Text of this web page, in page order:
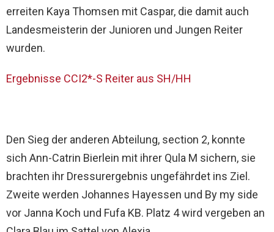
erreiten Kaya Thomsen mit Caspar, die damit auch
Landesmeisterin der Junioren und Jungen Reiter
wurden.
Ergebnisse CCI2*-S Reiter aus SH/HH
Den Sieg der anderen Abteilung, section 2, konnte
sich Ann-Catrin Bierlein mit ihrer Qula M sichern, sie
brachten ihr Dressurergebnis ungefährdet ins Ziel.
Zweite werden Johannes Hayessen und By my side
vor Janna Koch und Fufa KB. Platz 4 wird vergeben an